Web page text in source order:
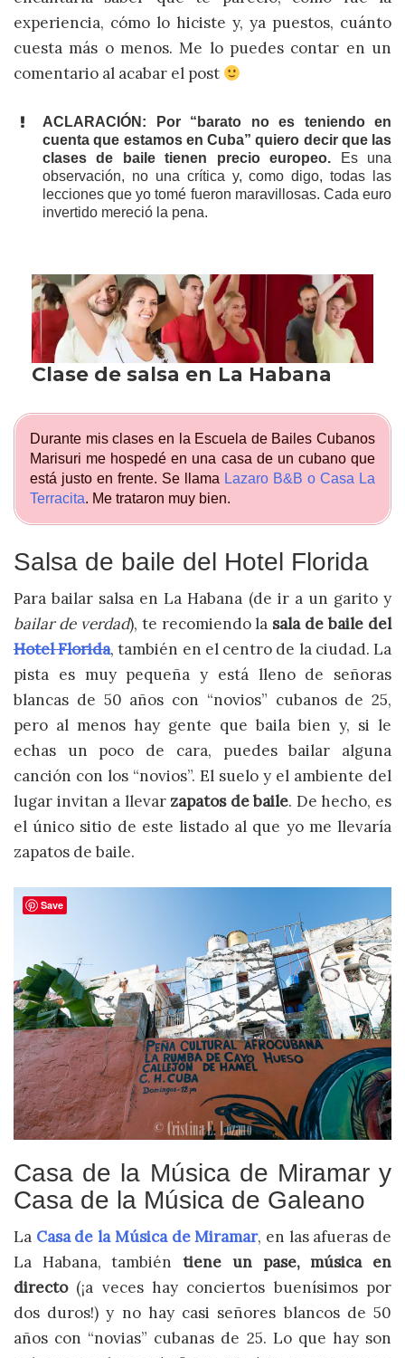
experiencia, cómo lo hiciste y, ya puestos, cuánto
cuesta más o menos. Me lo puedes contar en un
comentario al acabar el post
ACLARACIÓN: Por “barato no es teniendo en
cuenta que estamos en Cuba” quiero decir que las
clases de baile tienen precio europeo. Es una
observación, no una crítica y, como digo, todas las
lecciones que yo tomé fueron maravillosas. Cada euro
invertido mereció la pena.
Durante mis clases en la Escuela de Bailes Cubanos
Marisuri me hospedé en una casa de un cubano que
está justo en frente. Se llama Lazaro B&B o Casa La
Terracita. Me trataron muy bien.
Salsa de baile del Hotel Florida
Para bailar salsa en La Habana (de ir a un garito y
bailar de verdad), te recomiendo la sala de baile del
Hotel Florida, también en el centro de la ciudad. La
pista es muy pequeña y está lleno de señoras
blancas de 50 años con “novios” cubanos de 25,
pero al menos hay gente que baila bien y, si le
echas un poco de cara, puedes bailar alguna
canción con los “novios”. El suelo y el ambiente del
lugar invitan a llevar zapatos de baile. De hecho, es
el único sitio de este listado al que yo me llevaría
zapatos de baile.
Casa de la Música de Miramar y
Casa de la Música de Galeano
La Casa de la Música de Miramar, en las afueras de
La Habana, tambiéntiene un pase, música en
directo(¡a veces hay conciertos buenísimos por
dos duros!) y no hay casi señores blancos de 50
años con “novias” cubanas de 25. Lo que hay son
Save